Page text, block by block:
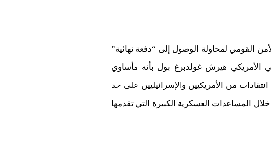
القومي لمحاولة الوصول إلى “دفعة نهائية”
الأمريكي هيرش غولدبرغ بول بأنه مأساوي
من الأمريكيين والإسرائيليين على حد
المساعدات العسكرية الكبيرة التي تقدمها